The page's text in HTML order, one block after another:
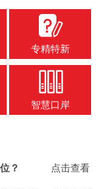
专精特新
智慧口岸
点击查看
？